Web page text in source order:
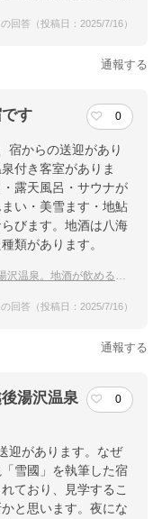
回答（投稿日：2025/7/16）
通報する
す 0
宿からの送迎があり
付き客室がありま
露天風呂・サウナが
い・美雪ます・地鮎
びます。地酒は八海
類があります。
地酒が飲めるおすすめの宿は？
回答（投稿日：2025/7/16）
通報する
湯沢温泉
0
迎があります。なぜ
雪國」を執筆した宿
ており、見学するこ
と思います。夜にな